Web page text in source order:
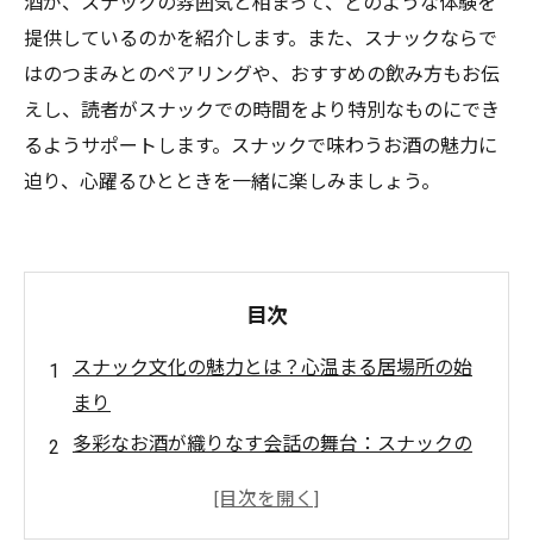
提供しているのかを紹介します。また、スナックならで
はのつまみとのペアリングや、おすすめの飲み方もお伝
えし、読者がスナックでの時間をより特別なものにでき
るようサポートします。スナックで味わうお酒の魅力に
迫り、心躍るひとときを一緒に楽しみましょう。
目次
スナック文化の魅力とは？心温まる居場所の始
まり
多彩なお酒が織りなす会話の舞台：スナックの